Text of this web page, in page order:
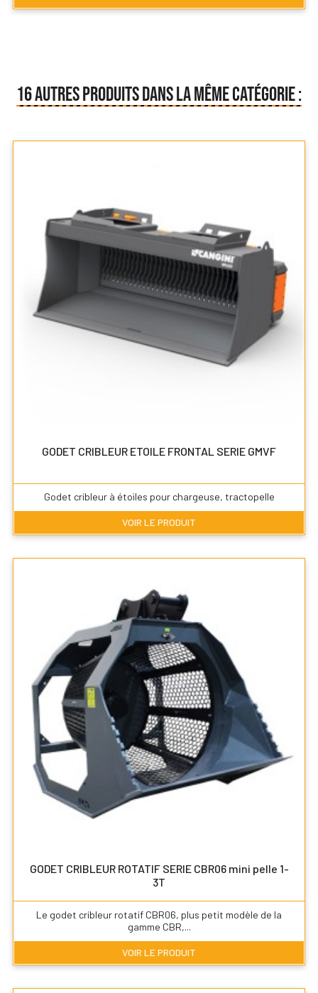
16 AUTRES PRODUITS DANS LA MÊME CATÉGORIE :
GODET CRIBLEUR ETOILE FRONTAL SERIE GMVF
Godet cribleur à étoiles pour chargeuse, tractopelle
VOIR LE PRODUIT
GODET CRIBLEUR ROTATIF SERIE CBR06 mini pelle 1-
3T
Le godet cribleur rotatif CBR06, plus petit modèle de la
gamme CBR,...
VOIR LE PRODUIT